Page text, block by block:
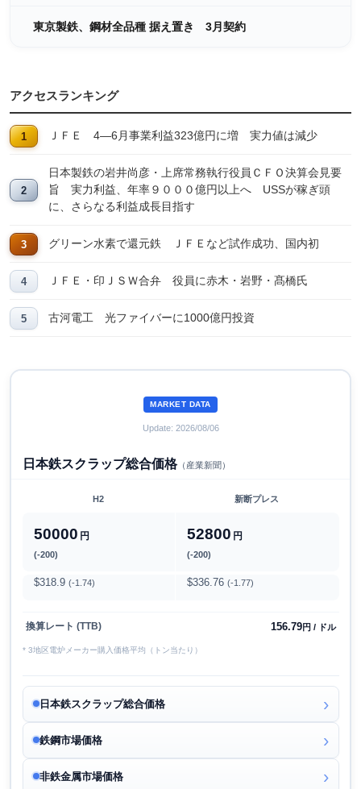
東京製鉄、鋼材全品種 据え置き 3月契約
アクセスランキング
ＪＦＥ 4―6月事業利益323億円に増 実力値は減少
日本製鉄の岩井尚彦・上席常務執行役員ＣＦＯ決算会見要
旨 実力利益、年率９０００億円以上へ USSが稼ぎ頭
に、さらなる利益成長目指す
グリーン水素で還元鉄 ＪＦＥなど試作成功、国内初
ＪＦＥ・印ＪＳＷ合弁 役員に赤木・岩野・髙橋氏
古河電工 光ファイバーに1000億円投資
MARKET DATA
Update: 2026/08/06
日本鉄スクラップ総合価格（産業新聞）
H2 新断プレス
50000 円
(-200)
52800 円
(-200)
$318.9 (-1.74) $336.76 (-1.77)
換算レート (TTB) 156.79円 / ドル
* 3地区電炉メーカー購入価格平均（トン当たり）
日本鉄スクラップ総合価格
鉄鋼市場価格
非鉄金属市場価格